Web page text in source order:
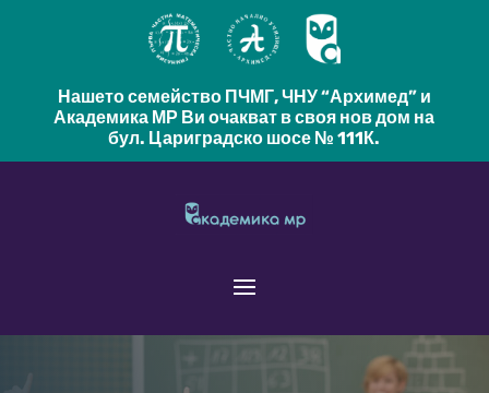
Нашето семейство ПЧМГ, ЧНУ “Архимед” и
Академика МР Ви очакват в своя нов дом на
бул. Цариградско шосе № 111К.